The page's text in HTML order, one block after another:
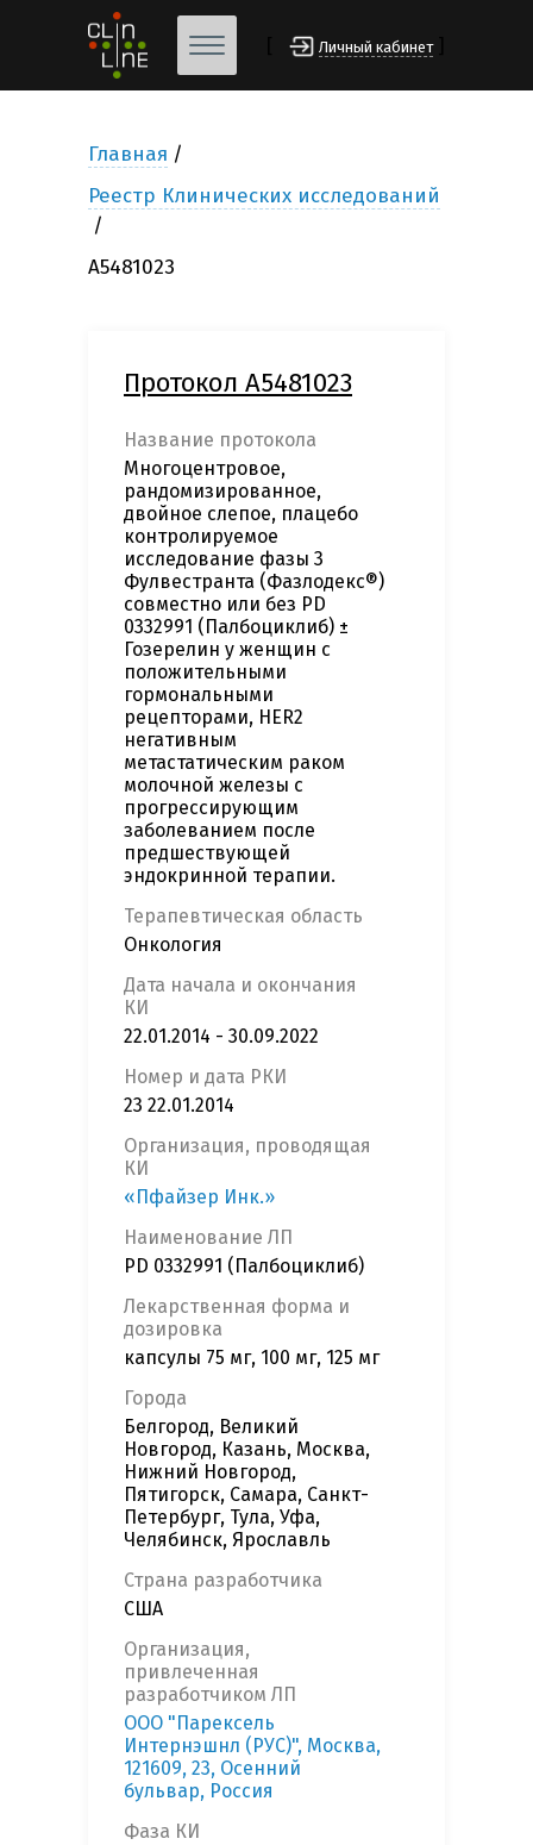
Личный кабинет
Главная
Реестр Клинических исследований
A5481023
Протокол A5481023
Название протокола
Многоцентровое,
рандомизированное,
двойное слепое, плацебо
контролируемое
исследование фазы 3
Фулвестранта (Фазлодекс®)
совместно или без PD
0332991 (Палбоциклиб) ±
Гозерелин у женщин с
положительными
гормональными
рецепторами, HER2
негативным
метастатическим раком
молочной железы с
прогрессирующим
заболеванием после
предшествующей
эндокринной терапии.
Терапевтическая область
Онкология
Дата начала и окончания
КИ
22.01.2014 - 30.09.2022
Номер и дата РКИ
23 22.01.2014
Организация, проводящая
КИ
«Пфайзер Инк.»
Наименование ЛП
PD 0332991 (Палбоциклиб)
Лекарственная форма и
дозировка
капсулы 75 мг, 100 мг, 125 мг
Города
Белгород, Великий
Новгород, Казань, Москва,
Нижний Новгород,
Пятигорск, Самара, Санкт-
Петербург, Тула, Уфа,
Челябинск, Ярославль
Страна разработчика
США
Организация,
привлеченная
разработчиком ЛП
ООО "Парексель
Интернэшнл (РУС)", Москва,
121609, 23, Осенний
бульвар, Россия
Фаза КИ